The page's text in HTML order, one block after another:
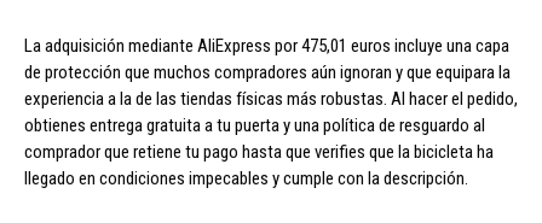
La adquisición mediante AliExpress por 475,01 euros incluye una capa
de protección que muchos compradores aún ignoran y que equipara la
experiencia a la de las tiendas físicas más robustas. Al hacer el pedido,
obtienes entrega gratuita a tu puerta y una política de resguardo al
comprador que retiene tu pago hasta que verifies que la bicicleta ha
llegado en condiciones impecables y cumple con la descripción.